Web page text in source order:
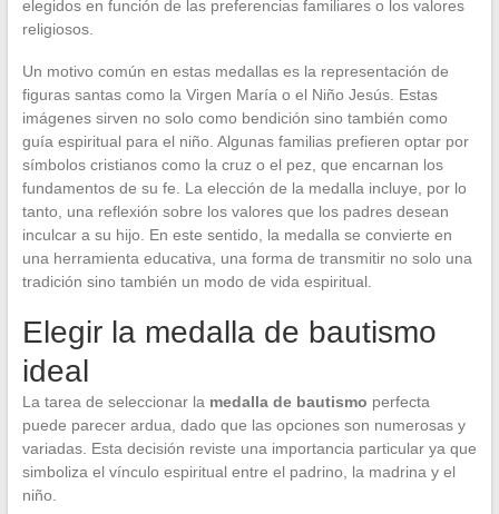
elegidos en función de las preferencias familiares o los valores
religiosos.
Un motivo común en estas medallas es la representación de
figuras santas como la Virgen María o el Niño Jesús. Estas
imágenes sirven no solo como bendición sino también como
guía espiritual para el niño. Algunas familias prefieren optar por
símbolos cristianos como la cruz o el pez, que encarnan los
fundamentos de su fe. La elección de la medalla incluye, por lo
tanto, una reflexión sobre los valores que los padres desean
inculcar a su hijo. En este sentido, la medalla se convierte en
una herramienta educativa, una forma de transmitir no solo una
tradición sino también un modo de vida espiritual.
Elegir la medalla de bautismo
ideal
La tarea de seleccionar la medalla de bautismo perfecta
puede parecer ardua, dado que las opciones son numerosas y
variadas. Esta decisión reviste una importancia particular ya que
simboliza el vínculo espiritual entre el padrino, la madrina y el
niño.